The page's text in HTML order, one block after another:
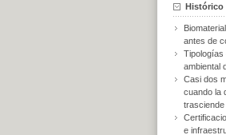
Histórico
antes de
Tipologías
ambiental
Casi dos
cuando la
trasciende
e